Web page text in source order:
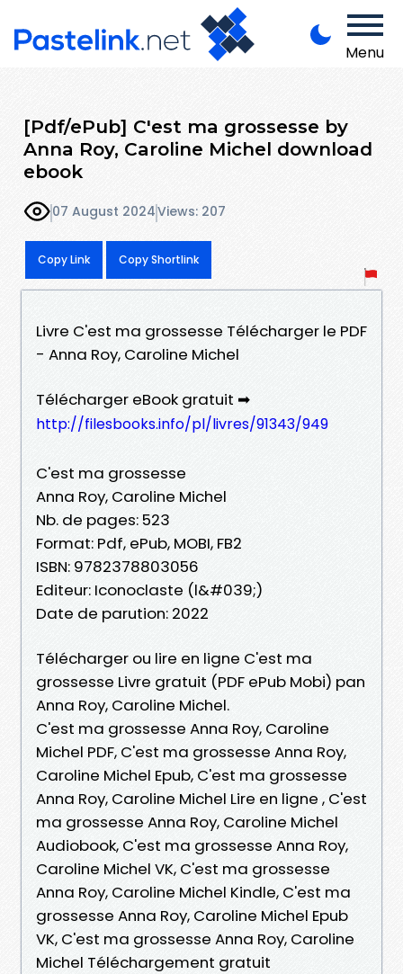
Menu
[Pdf/ePub] C'est ma grossesse by
Anna Roy, Caroline Michel download
ebook
07 August 2024Views: 207
Copy Link Copy Shortlink
Livre C'est ma grossesse Télécharger le PDF
- Anna Roy, Caroline Michel
Télécharger eBook gratuit ➡
http://filesbooks.info/pl/livres/91343/949
C'est ma grossesse
Anna Roy, Caroline Michel
Nb. de pages: 523
Format: Pdf, ePub, MOBI, FB2
ISBN: 9782378803056
Editeur: Iconoclaste (l&#039;)
Date de parution: 2022
Télécharger ou lire en ligne C'est ma
grossesse Livre gratuit (PDF ePub Mobi) pan
Anna Roy, Caroline Michel.
C'est ma grossesse Anna Roy, Caroline
Michel PDF, C'est ma grossesse Anna Roy,
Caroline Michel Epub, C'est ma grossesse
Anna Roy, Caroline Michel Lire en ligne , C'est
ma grossesse Anna Roy, Caroline Michel
Audiobook, C'est ma grossesse Anna Roy,
Caroline Michel VK, C'est ma grossesse
Anna Roy, Caroline Michel Kindle, C'est ma
grossesse Anna Roy, Caroline Michel Epub
VK, C'est ma grossesse Anna Roy, Caroline
Michel Téléchargement gratuit